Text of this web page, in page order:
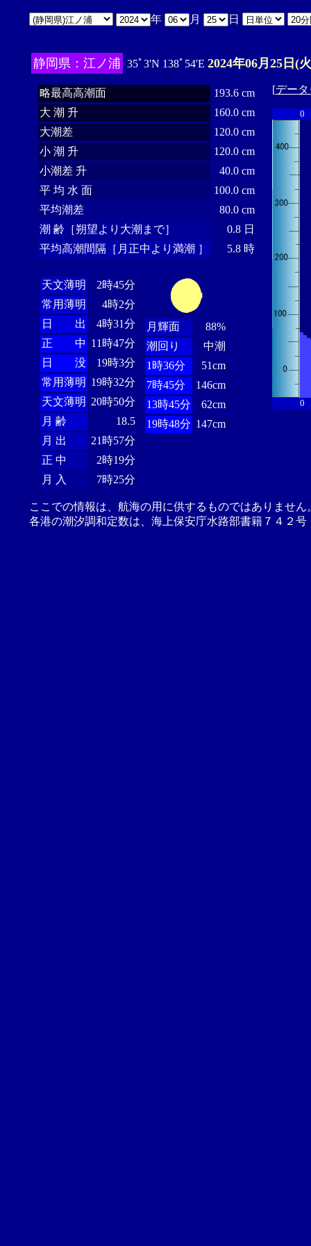
年 月 日
静岡県：江ノ浦 35ﾟ3'N 138ﾟ54'E 2024年06月25日(
略最高高潮面
193.6 cm
大 潮 升
160.0 cm
大潮差
120.0 cm
小 潮 升
120.0 cm
小潮差 升
40.0 cm
平 均 水 面
100.0 cm
平均潮差
80.0 cm
潮 齢［朔望より大潮まで］
0.8 日
平均高潮間隔［月正中より満潮 ］
5.8 時
天文薄明
2時45分
常用薄明
4時2分
日 出
4時31分
正 中 11時47分
日 没
19時3分
常用薄明 19時32分
天文薄明 20時50分
月 齢
18.5
月 出
21時57分
正 中
2時19分
月 入
7時25分
月輝面
88%
潮回り
中潮
1時36分
51cm
7時45分
146cm
13時45分
62cm
19時48分 147cm
[デー
0
0
ここでの情報は、航海の用に供するものではありませ
各港の潮汐調和定数は、海上保安庁水路部書籍７４２